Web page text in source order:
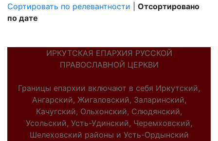
Сортировать по релевантности
Отсортировано
по дате
ИРКУТСКАЯ ЕПАРХИЯ РУССКОЙ
ПРАВОСЛАВНОЙ ЦЕРКВИ
Границы епархии включают в себя Иркутский,
Ангарский, Жигаловский, Заларинский,
Качугский, Ольхонский, Слюдянский,
Усольский, Усть-Удинский, Черемховский,
Шелеховский районы и Усть-Ордынский